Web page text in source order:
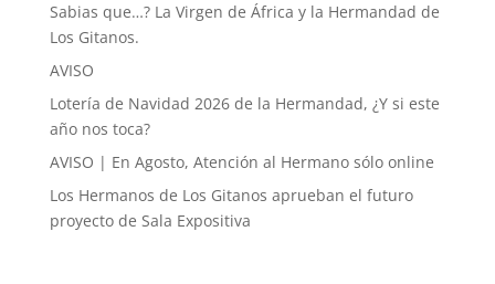
Sabias que…? La Virgen de África y la Hermandad de
Los Gitanos.
AVISO
Lotería de Navidad 2026 de la Hermandad, ¿Y si este
año nos toca?
AVISO | En Agosto, Atención al Hermano sólo online
Los Hermanos de Los Gitanos aprueban el futuro
proyecto de Sala Expositiva